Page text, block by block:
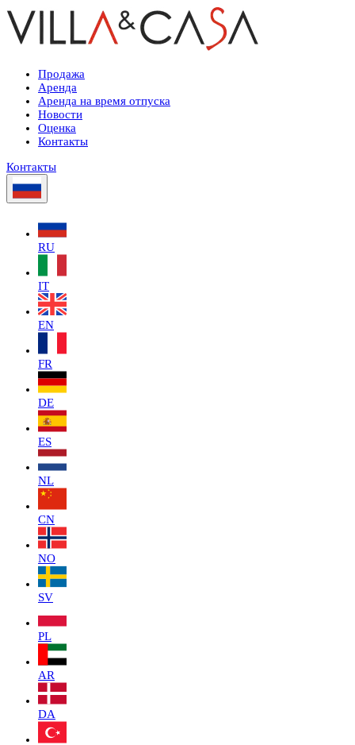
Продажа
Аренда
Аренда на время отпуска
Новости
Оценка
Контакты
Контакты
RU
IT
EN
FR
DE
ES
NL
CN
NO
SV
PL
AR
DA